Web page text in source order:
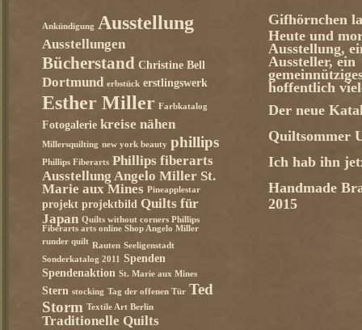
Ankündigung Ausstellung
Ausstellungen
Bücherstand Christine Bell
Dortmund erbstück erstlingswerk
Esther Miller Farbkatalog
Fotogalerie kreise nähen
Millersquilting new york beauty phillips
Phillips Fiberarts Phillips fiberarts
Ausstellung Angelo Miller St.
Marie aux Mines Pineapplestar
projekt projektbild Quilts für
Japan Quilts without corners Phillips
Fiberarts arts online Shop Angelo Miller
runder quilt Rauten Seeligenstadt
Sonderkatalog 2011
Spenden
Spendenaktion St. Marie aux Mines
Stern stocking Tag der offenen Tür Ted
Storm Textile Art Berlin
Traditionelle Quilts
Gifhörnchen
Heute und
Ausstellung,
Aussteller, ein
hoffentlich
Der neue
Quiltsommer
Ich hab ihn
Handmade
2015